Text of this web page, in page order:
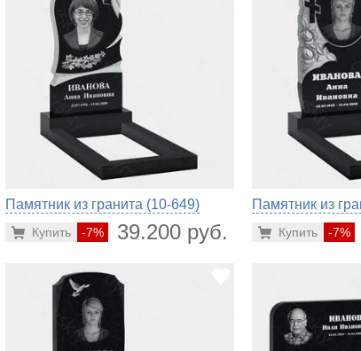
Памятник из гранита (10-649)
-7% 39.200 руб.
Купить
Памятник из
-7%
Купить